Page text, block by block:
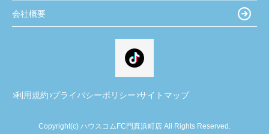
会社概要
利用規約 プライバシーポリシー サイトマップ
Copyright(c) ハウスコムFC門真浜町店 All Rights Reserved.